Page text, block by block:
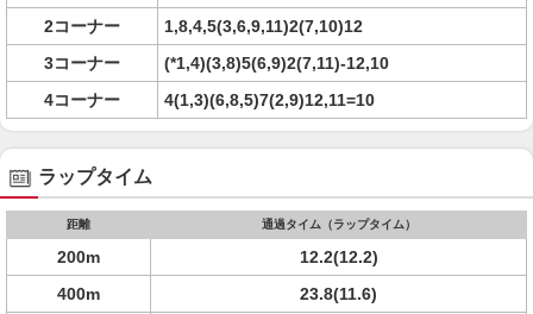
2コーナー
1,8,4,5(3,6,9,11)2(7,10)12
3コーナー
(*1,4)(3,8)5(6,9)2(7,11)-12,10
4コーナー
4(1,3)(6,8,5)7(2,9)12,11=10
ラップタイム
距離 通過タイム（ラップタイム）
200m
12.2(12.2)
400m
23.8(11.6)